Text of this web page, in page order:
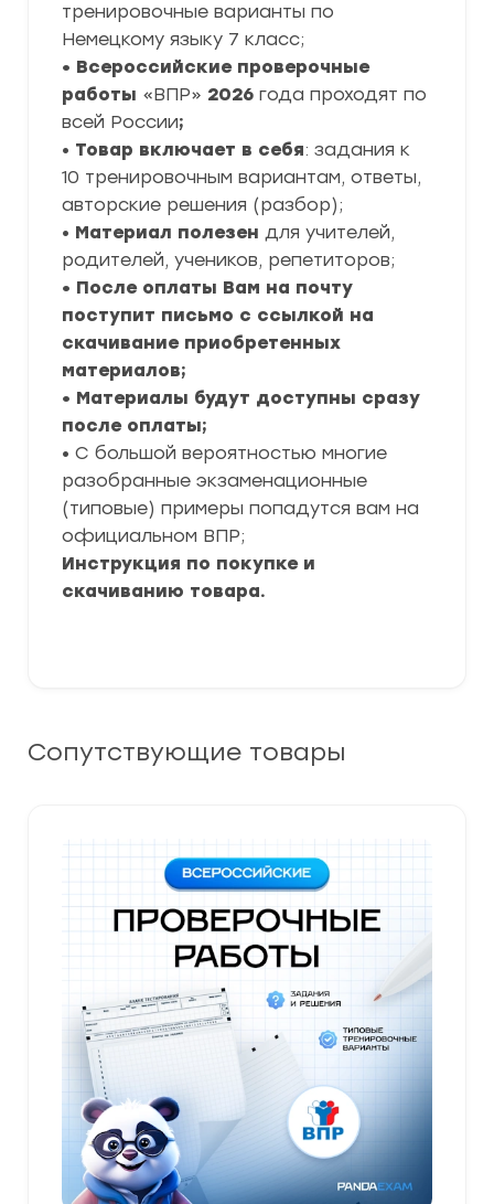
тренировочные варианты по
Немецкому языку 7 класс;
• Всероссийские проверочные
работы «ВПР» 2026 года проходят по
всей России;
• Товар включает в себя: задания к
10 тренировочным вариантам, ответы,
авторские решения (разбор);
• Материал полезен для учителей,
родителей, учеников, репетиторов;
• После оплаты Вам на почту
поступит письмо с ссылкой на
скачивание приобретенных
материалов;
• Материалы будут доступны сразу
после оплаты;
• С большой вероятностью многие
разобранные экзаменационные
(типовые) примеры попадутся вам на
официальном ВПР;
Инструкция по покупке и
скачиванию товара.
Сопутствующие товары